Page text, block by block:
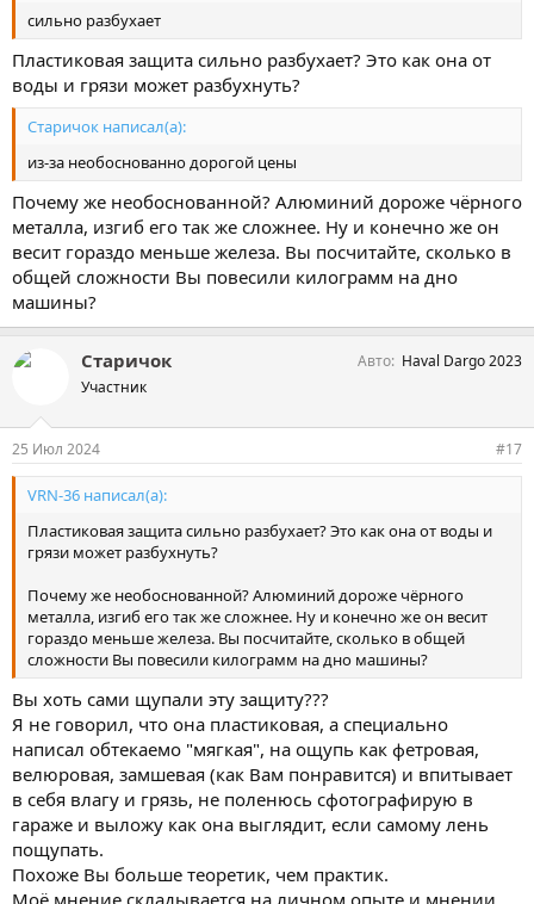
сильно разбухает
Пластиковая защита сильно разбухает? Это как она от
воды и грязи может разбухнуть?
Старичок написал(а):
из-за необоснованно дорогой цены
Почему же необоснованной? Алюминий дороже чёрного
металла, изгиб его так же сложнее. Ну и конечно же он
весит гораздо меньше железа. Вы посчитайте, сколько в
общей сложности Вы повесили килограмм на дно
машины?
Старичок
Участник
Авто Haval Dargo 2023
25 Июл 2024 #17
VRN-36 написал(а):
Пластиковая защита сильно разбухает? Это как она от воды и
грязи может разбухнуть?
Почему же необоснованной? Алюминий дороже чёрного
металла, изгиб его так же сложнее. Ну и конечно же он весит
гораздо меньше железа. Вы посчитайте, сколько в общей
сложности Вы повесили килограмм на дно машины?
Вы хоть сами щупали эту защиту???
Я не говорил, что она пластиковая, а специально
написал обтекаемо "мягкая", на ощупь как фетровая,
велюровая, замшевая (как Вам понравится) и впитывает
в себя влагу и грязь, не поленюсь сфотографирую в
гараже и выложу как она выглядит, если самому лень
пощупать.
Похоже Вы больше теоретик, чем практик.
Моё мнение складывается на личном опыте и мнении